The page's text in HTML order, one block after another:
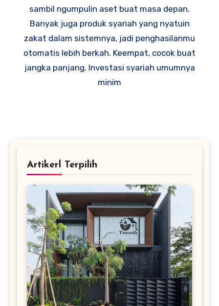
sambil ngumpulin aset buat masa depan.
Banyak juga produk syariah yang nyatuin
zakat dalam sistemnya, jadi penghasilanmu
otomatis lebih berkah. Keempat, cocok buat
jangka panjang. Investasi syariah umumnya
minim
Artikerl Terpilih